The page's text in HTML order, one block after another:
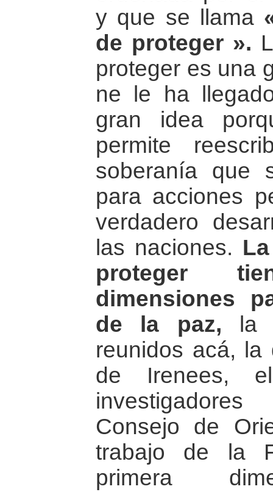
y que se llama
de proteger ».
proteger es una
ne le ha
gran idea
permite
soberanía que
para acciones
verdadero
las naciones.
proteger
dimensiones
de la paz, la
reunidos acá, la
de Irenees,
Consejo de
trabajo de la
primera